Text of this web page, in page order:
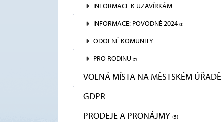
INFORMACE K UZAVÍRKÁM
INFORMACE: POVODNĚ 2024 (3)
ODOLNÉ KOMUNITY
PRO RODINU (7)
VOLNÁ MÍSTA NA MĚSTSKÉM ÚŘADĚ
GDPR
PRODEJE A PRONÁJMY (5)